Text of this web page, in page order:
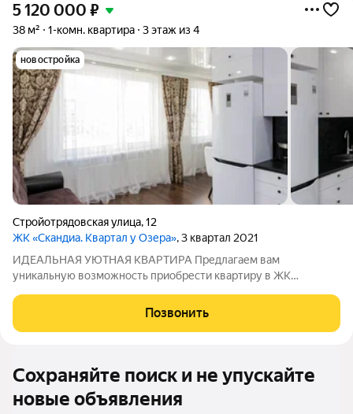
5 120 000 ₽
38 м² 1-комн. квартира 3 этаж из 4
новостройка
Стройотрядовская улица,12
ЖК «Скандиа. Квартал у Озера», 3 квартал 2021
ИДЕАЛЬНАЯ УЮТНАЯ КВАРТИРА Предлагаем вам
уникальную возможность приобрести квартиру в ЖК
собственного проживания, так и для сдачи в аренду!
Позвонить
Сохраняйте поиск и не упускайте
новые объявления